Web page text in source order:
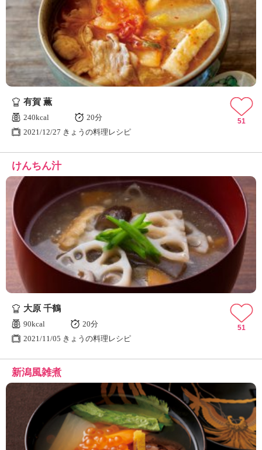
有賀 薫
240kcal
20分
2021/12/27 きょうの料理レシピ
51
けんちん汁
大原 千鶴
90kcal
20分
2021/11/05 きょうの料理レシピ
51
新潟風雑煮